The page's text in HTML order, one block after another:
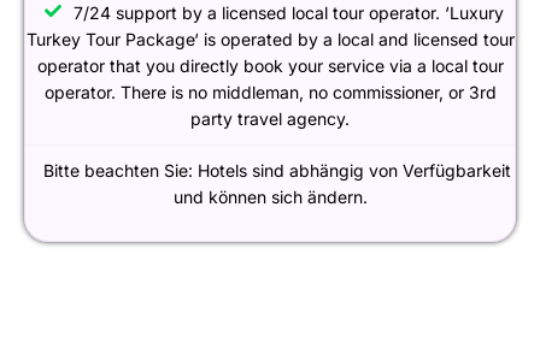
7/24 support by a licensed local tour operator. ‘Luxury
Turkey Tour Package‘ is operated by a local and licensed tour
operator that you directly book your service via a local tour
operator. There is no middleman, no commissioner, or 3rd
party travel agency.
Bitte beachten Sie: Hotels sind abhängig von Verfügbarkeit
und können sich ändern.